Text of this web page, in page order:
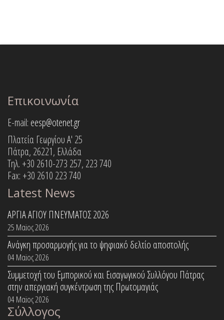
Επικοινωνία
E-mail: eesp@otenet.gr
Πλατεία Γεωργίου Α' 25
Πάτρα, 26221, Ελλάδα
Τηλ. +30 2610-273 257, 223 740
Fax: +30 2610 223 740
Latest News
ΑΡΓΙΑ ΑΓΙΟΥ ΠΝΕΥΜΑΤΟΣ 2026
25 Μαϊος 2026
Ανάγκη προσαρμογής για το ψηφιακό δελτίο αποστολής
04 Μαϊος 2026
Συμμετοχή του Εμπορικού και Εισαγωγικού Συλλόγου Πάτρας
στην απεργιακή συγκέντρωση της Πρωτομαγιάς
04 Μαϊος 2026
Σύλλογος